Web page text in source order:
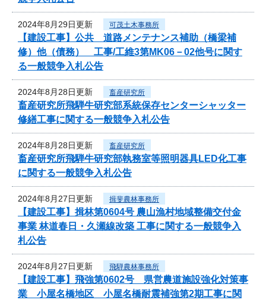
2024年8月29日更新 可茂土木事務所
【建設工事】公共 道路メンテナンス補助（橋梁補
修）他（債務） 工事/工維3第MK06－02他号に関す
る一般競争入札公告
2024年8月28日更新 畜産研究所
畜産研究所飛騨牛研究部系統保存センターシャッター
修繕工事に関する一般競争入札公告
2024年8月28日更新 畜産研究所
畜産研究所飛騨牛研究部執務室等照明器具LED化工事
に関する一般競争入札公告
2024年8月27日更新 揖斐農林事務所
【建設工事】揖林第0604号 農山漁村地域整備交付金
事業 林道春日・久瀬線改築 工事に関する一般競争入
札公告
2024年8月27日更新 飛騨農林事務所
【建設工事】飛強第0602号 県営農道施設強化対策事
業 小屋名橋地区 小屋名橋耐震補強第2期工事に関